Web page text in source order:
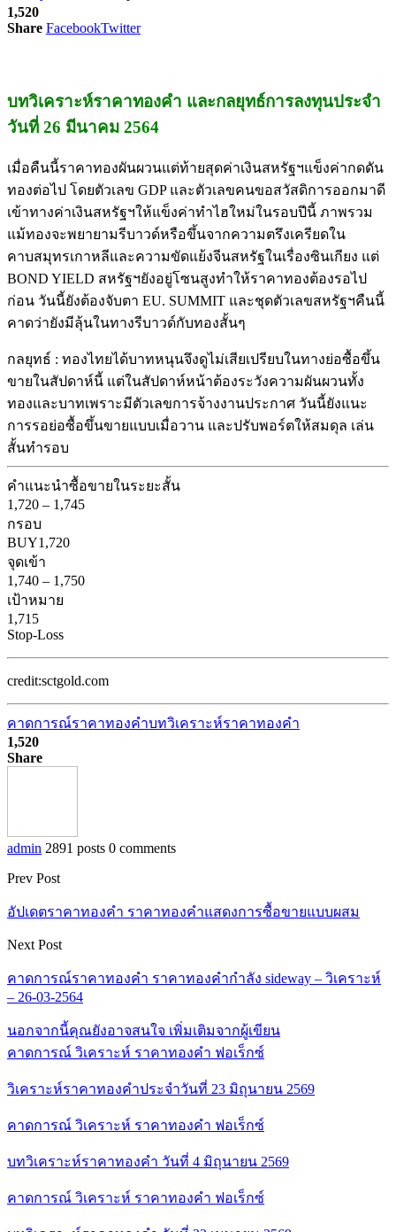
1,520
Share FacebookTwitter
บทวิเคราะห์ราคาทองคำ และกลยุทธ์การลงทุนประจำ
วันที่ 26 มีนาคม 2564
เมื่อคืนนี้ราคาทองผันผวนแต่ท้ายสุดค่าเงินสหรัฐฯแข็งค่ากดดัน
ทองต่อไป โดยตัวเลข GDP และตัวเลขคนขอสวัสดิการออกมาดี
เข้าทางค่าเงินสหรัฐฯให้แข็งค่าทำไฮใหม่ในรอบปีนี้ ภาพรวม
แม้ทองจะพยายามรีบาวด์หรือขึ้นจากความตรึงเครียดใน
คาบสมุทรเกาหลีและความขัดแย้งจีนสหรัฐในเรื่องซินเกียง แต่
BOND YIELD สหรัฐฯยังอยู่โซนสูงทำให้ราคาทองต้องรอไป
ก่อน วันนี้ยังต้องจับตา EU. SUMMIT และชุดตัวเลขสหรัฐฯคืนนี้
คาดว่ายังมีลุ้นในทางรีบาวด์กับทองสั้นๆ
กลยุทธ์ : ทองไทยได้บาทหนุนจึงดูไม่เสียเปรียบในทางย่อซื้อขึ้น
ขายในสัปดาห์นี้ แต่ในสัปดาห์หน้าต้องระวังความผันผวนทั้ง
ทองและบาทเพราะมีตัวเลขการจ้างงานประกาศ วันนี้ยังแนะ
การรอย่อซื้อขึ้นขายแบบเมื่อวาน และปรับพอร์ตให้สมดุล เล่น
สั้นทำรอบ
คำแนะนำซื้อขายในระยะสั้น
1,720 – 1,745
กรอบ
BUY1,720
จุดเข้า
1,740 – 1,750
เป้าหมาย
1,715
Stop-Loss
credit:sctgold.com
คาดการณ์ราคาทองคำบทวิเคราะห์ราคาทองคำ
1,520
Share
admin 2891 posts 0 comments
Prev Post
อัปเดตราคาทองคำ ราคาทองคำแสดงการซื้อขายแบบผสม
Next Post
คาดการณ์ราคาทองคำ ราคาทองคำกำลัง sideway – วิเคราะห์
– 26-03-2564
นอกจากนี้คุณยังอาจสนใจ เพิ่มเติมจากผู้เขียน
คาดการณ์ วิเคราะห์ ราคาทองคำ ฟอเร็กซ์
วิเคราะห์ราคาทองคำประจำวันที่ 23 มิถุนายน 2569
คาดการณ์ วิเคราะห์ ราคาทองคำ ฟอเร็กซ์
บทวิเคราะห์ราคาทองคำ วันที่ 4 มิถุนายน 2569
คาดการณ์ วิเคราะห์ ราคาทองคำ ฟอเร็กซ์